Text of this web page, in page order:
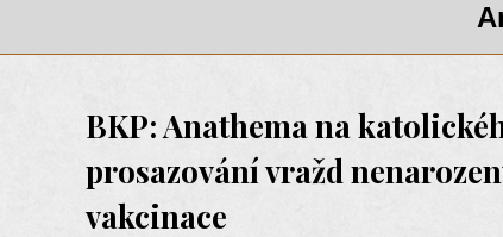
BKP: Anathema na
prosazování vražd
vakcinace